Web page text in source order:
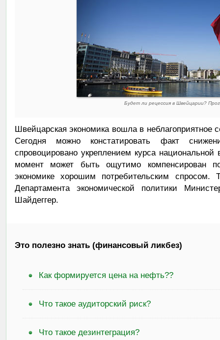
Будет ли рецессия в Швейцарии?
Швейцарская экономика вошла в неблагоприятное
Сегодня можно констатировать факт
спровоцировано укреплением курса
момент может быть ощутимо компенсирован
экономике хорошим потребительским спросом.
Департамента экономической политики
Шайдеггер.
Это полезно знать (финансовый ликбез)
Как формируется цена на нефть??
Что такое аудиторский риск?
Что такое дезинтеграция?